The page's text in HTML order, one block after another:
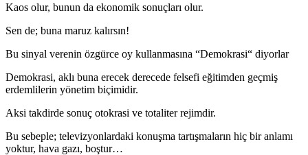
Kaos olur, bunun da ekonomik sonuçları olur.
Sen de; buna maruz kalırsın!
Bu sinyal verenin özgürce oy kullanmasına “Demokrasi“ diyorlar
Demokrasi, aklı buna erecek derecede felsefi eğitimden geçmiş
erdemlilerin yönetim biçimidir.
Aksi takdirde sonuç otokrasi ve totaliter rejimdir.
Bu sebeple; televizyonlardaki konuşma tartışmaların hiç bir anlamı
yoktur, hava gazı, boştur…